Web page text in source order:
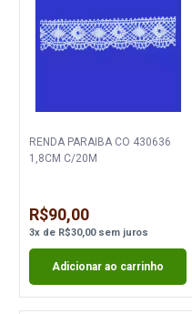
RENDA PARAIBA CO 430636
1,8CM C/20M
R$90,00
3x de R$30,00sem juros
Adicionar ao carrinho